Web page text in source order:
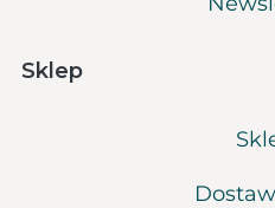
Sklep